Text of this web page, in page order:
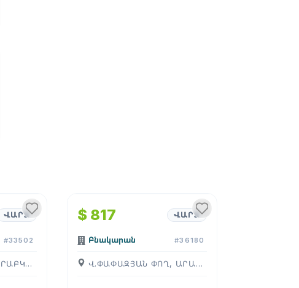
ՎԱՐՁ
#33502
ԿՈՄԻՏԱՍԻ ՊՈՂ, ԱՐԱԲԿԻՐ, ( ԵՐԵՒԱՆ )
$ 817 ՎԱՐՁ
Բնակարան #36180
Վ.ՓԱՓԱԶՅԱՆ ՓՈՂ, ԱՐԱԲԿԻՐ, ( ԵՐԵՒԱՆ )